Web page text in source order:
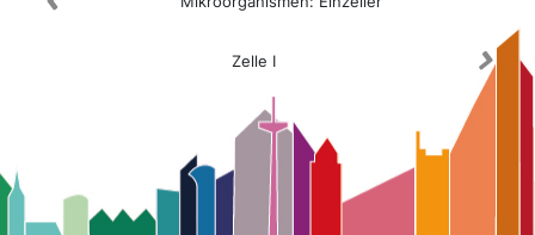
Zelle I